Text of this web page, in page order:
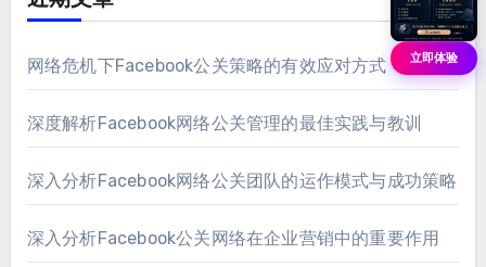
网络危机下Facebook公关策略的有效应对方式
深度解析Facebook网络公关管理的最佳实践与教训
深入分析Facebook网络公关团队的运作模式与成功策略
深入分析Facebook公关网络在企业营销中的重要作用
立即体验